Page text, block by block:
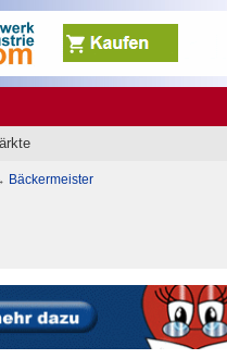
Bäckermeister